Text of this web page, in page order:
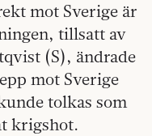
mot Sverige är
tillsatt av
(S), ändrade
mot Sverige
tolkas som
krigshot.